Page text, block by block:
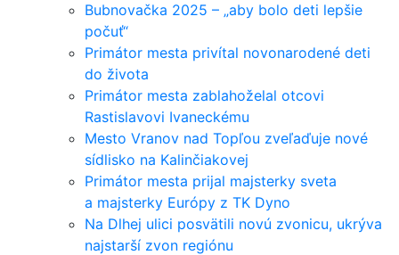
Bubnovačka 2025 – „aby bolo deti lepšie
počuť“
Primátor mesta privítal novonarodené deti
do života
Primátor mesta zablahoželal otcovi
Rastislavovi Ivaneckému
Mesto Vranov nad Topľou zveľaďuje nové
sídlisko na Kalinčiakovej
Primátor mesta prijal majsterky sveta
a majsterky Európy z TK Dyno
Na Dlhej ulici posvätili novú zvonicu, ukrýva
najstarší zvon regiónu